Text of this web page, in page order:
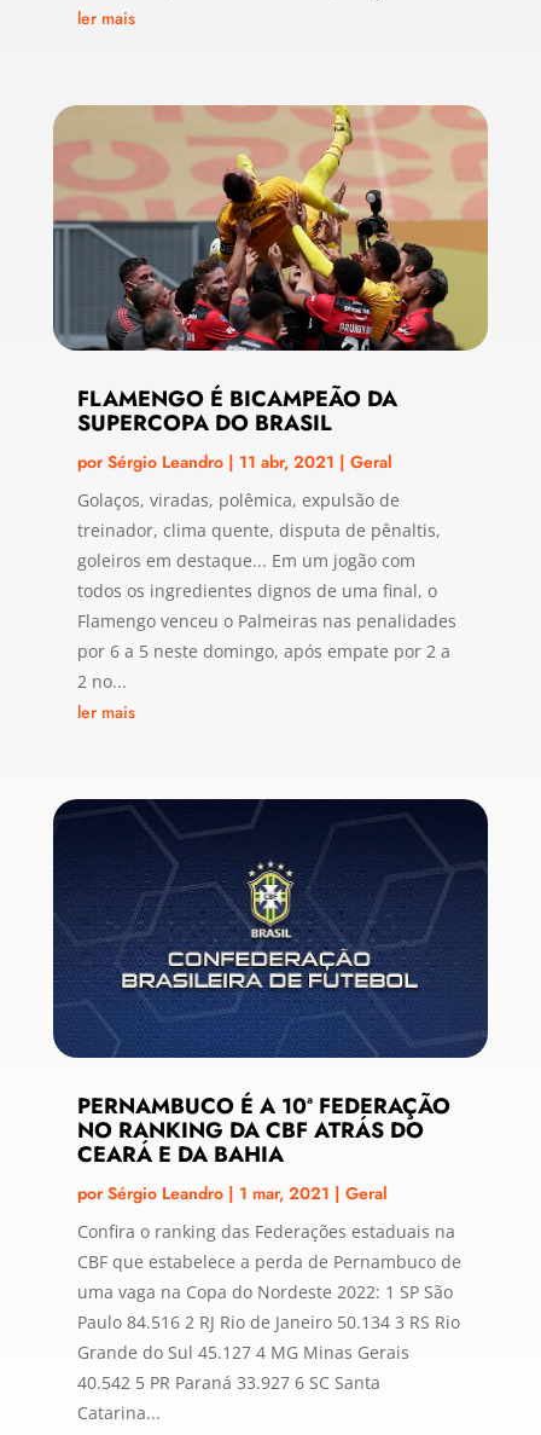
ler mais
FLAMENGO É BICAMPEÃO DA
SUPERCOPA DO BRASIL
porSérgio Leandro| 11 abr, 2021 | Geral
Golaços, viradas, polêmica, expulsão de
treinador, clima quente, disputa de pênaltis,
goleiros em destaque... Em um jogão com
todos os ingredientes dignos de uma final, o
Flamengo venceu o Palmeiras nas penalidades
por 6 a 5 neste domingo, após empate por 2 a
2 no...
ler mais
PERNAMBUCO É A 10ª FEDERAÇÃO
NO RANKING DA CBF ATRÁS DO
CEARÁ E DA BAHIA
porSérgio Leandro| 1 mar, 2021 | Geral
Confira o ranking das Federações estaduais na
CBF que estabelece a perda de Pernambuco de
uma vaga na Copa do Nordeste 2022: 1 SP São
Paulo 84.516 2 RJ Rio de Janeiro 50.134 3 RS Rio
Grande do Sul 45.127 4 MG Minas Gerais
40.542 5 PR Paraná 33.927 6 SC Santa
Catarina...